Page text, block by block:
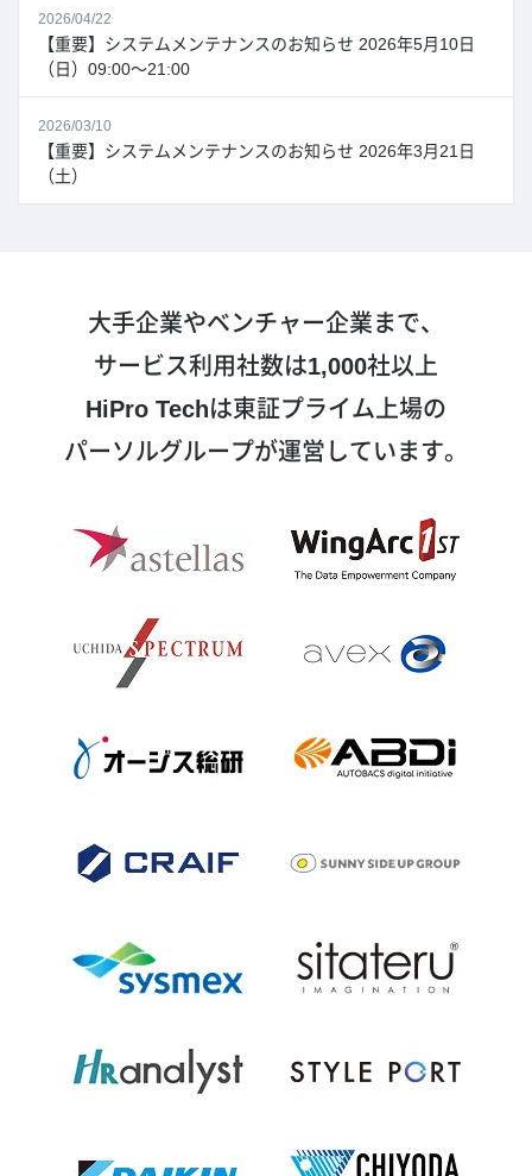
2026/04/22
【重要】システムメンテナンスのお知らせ 2026年5月10日
（日）09:00～21:00
2026/03/10
【重要】システムメンテナンスのお知らせ 2026年3月21日
（土）
大手企業やベンチャー企業まで、
サービス利用社数は1,000社以上
HiPro Techは東証プライム上場の
パーソルグループが運営しています。